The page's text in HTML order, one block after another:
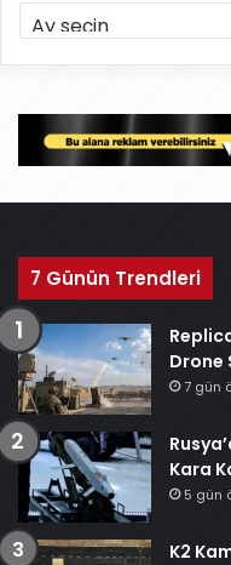
r
ş
v
7 Günün Trendleri
Drone
7 gün
Kara
5 gün
K2